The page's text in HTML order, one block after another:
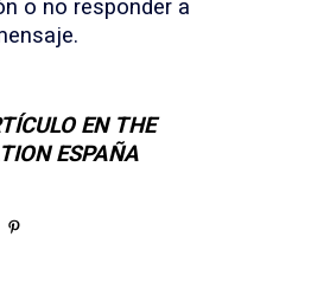
o no responder a
EN THE
ESPAÑA